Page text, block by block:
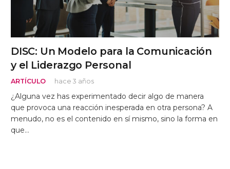
DISC: Un Modelo para la Comunicación
y el Liderazgo Personal
ARTÍCULO hace 3 años
¿Alguna vez has experimentado decir algo de manera
que provoca una reacción inesperada en otra persona? A
menudo, no es el contenido en sí mismo, sino la forma en
que…